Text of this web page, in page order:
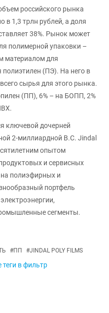
российского рынка
в 1,3 трлн рублей, а доля
38%. Рынок может
полимерной упаковки –
материалом для
полиэтилен (ПЭ). На него в
сырья для этого рынка.
(ПП), 6% – на БОПП, 2%
ключевой дочерней
2-миллиардной B.C. Jindal
опытом
и сервисных
полиэфирных и
портфель
сегменты.
#ПП #JINDAL POLY FILMS
в фильтр